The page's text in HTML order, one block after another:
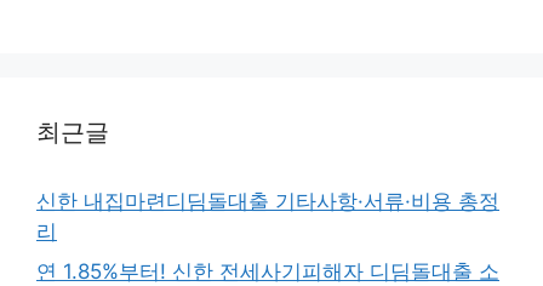
최근글
신한 내집마련디딤돌대출 기타사항·서류·비용 총정
리
연 1.85%부터! 신한 전세사기피해자 디딤돌대출 소